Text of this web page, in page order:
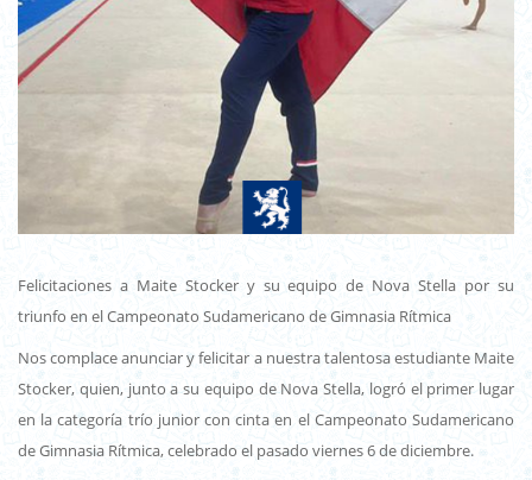
Felicitaciones a Maite Stocker y su equipo de Nova Stella por su
triunfo en el Campeonato Sudamericano de Gimnasia Rítmica
Nos complace anunciar y felicitar a nuestra talentosa estudiante Maite
Stocker, quien, junto a su equipo de Nova Stella, logró el primer lugar
en la categoría trío junior con cinta en el Campeonato Sudamericano
de Gimnasia Rítmica, celebrado el pasado viernes 6 de diciembre.